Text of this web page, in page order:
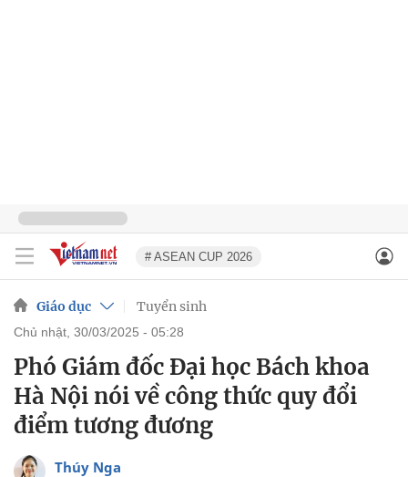
# ASEAN CUP 2026
Giáo dục Tuyển sinh
chủ nhật, 30/03/2025 - 05:28
Phó Giám đốc Đại học Bách khoa
Hà Nội nói về công thức quy đổi
điểm tương đương
Thúy Nga